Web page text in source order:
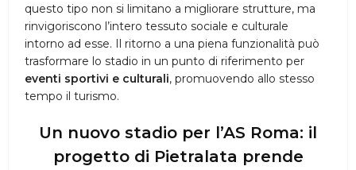
questo tipo non si limitano a migliorare strutture, ma
rinvigoriscono l’intero tessuto sociale e culturale
intorno ad esse. Il ritorno a una piena funzionalità può
trasformare lo stadio in un punto di riferimento per
eventi sportivi e culturali, promuovendo allo stesso
tempo il turismo.
Un nuovo stadio per l’AS Roma: il
progetto di Pietralata prende